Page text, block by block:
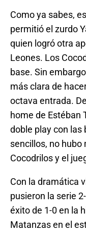
Como ya sabes,
permitió el zurdo
quien logró otra
Leones. Los
base. Sin
más clara de
octava entrada.
home de Estéban
doble play con las
sencillos, no hubo
Cocodrilos y el
Con la dramática
pusieron la serie
éxito de 1-0 en la
Matanzas en el